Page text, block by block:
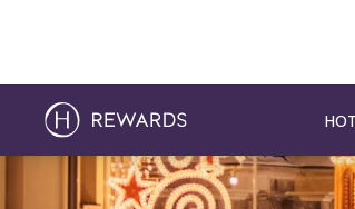
Sklíčko 1 z 1